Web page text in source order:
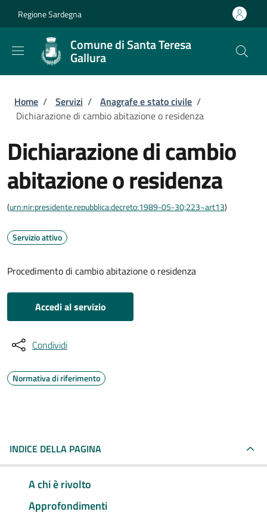
Regione Sardegna
Comune di Santa Teresa
Gallura
Briciole di pane
Home / Servizi / Anagrafe e stato civile /
Dichiarazione di cambio abitazione o residenza
Dichiarazione di cambio
abitazione o residenza
(urn:nir:presidente.repubblica:decreto:1989-05-30;223~art13)
Servizio attivo
Procedimento di cambio abitazione o residenza
Accedi al servizio
Condividi
Normativa di riferimento
INDICE DELLA PAGINA
A chi è rivolto
Approfondimenti